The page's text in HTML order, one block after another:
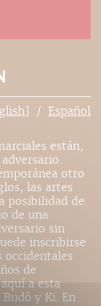
Español
están,
otro
las artes
posibilidad de
de una
sin
inscribirse
occidentales
de
a esta
y Ki. En